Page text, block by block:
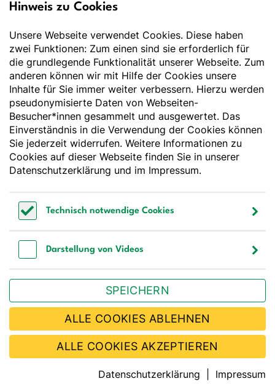
für Ernährung e.V.
Der Wissenschaft verpflichtet - Ihre Partnerin für
Essen und Trinken
Deutsche Gesellschaft für Ernährung e. V.
Godesberger Allee 136
53175 Bonn
Tel:+49 228 3776-600
Fax:
+49 228 3776-800
webmaster@dge.de
[socialLinksTitle]
BlueskyLinkedIn
Bestellen Sie unseren Newsletter
JETZT ABONNIEREN
Datenschutz
Privatsphäre
FAQ
Hinweis zu Cookies
Unsere Webseite verwendet Cookies. Diese haben
zwei Funktionen: Zum einen sind sie erforderlich für
die grundlegende Funktionalität unserer Webseite. Zum
anderen können wir mit Hilfe der Cookies unsere
Inhalte für Sie immer weiter verbessern. Hierzu werden
pseudonymisierte Daten von Webseiten-
Besucher*innen gesammelt und ausgewertet. Das
Einverständnis in die Verwendung der Cookies können
Sie jederzeit widerrufen. Weitere Informationen zu
Cookies auf dieser Webseite finden Sie in unserer
Datenschutzerklärung und im Impressum.
Technisch notwendige Cookies
Darstellung von Videos
SPEICHERN
ALLE COOKIES ABLEHNEN
ALLE COOKIES AKZEPTIEREN
Datenschutzerklärung Impressum